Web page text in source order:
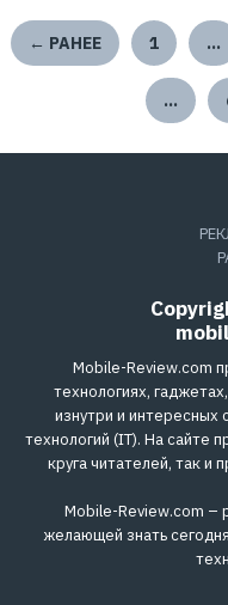
← РАНЕЕ 1 …
…
Mobile-Review.com
технологиях,
изнутри и
технологий (IT). На сайте
круга читателей, так и
Mobile-Review.com –
желающей знать